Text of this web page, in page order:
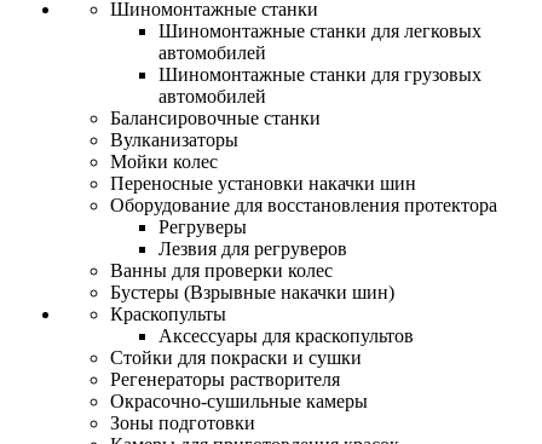
Шиномонтажные станки
Шиномонтажные станки для легковых
автомобилей
Шиномонтажные станки для грузовых
автомобилей
Балансировочные станки
Вулканизаторы
Мойки колес
Переносные установки накачки шин
Оборудование для восстановления протектора
Регруверы
Лезвия для регруверов
Ванны для проверки колес
Бустеры (Взрывные накачки шин)
Краскопульты
Аксессуары для краскопультов
Стойки для покраски и сушки
Регенераторы растворителя
Окрасочно-сушильные камеры
Зоны подготовки